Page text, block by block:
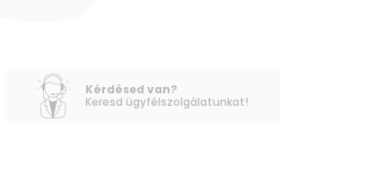
Kérdésed van?
Keresd ügyfélszolgálatunkat!